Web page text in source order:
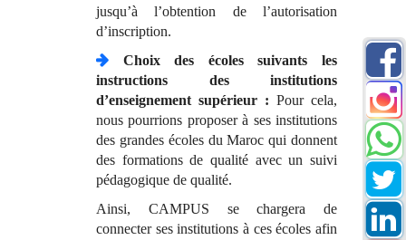
jusqu’à l’obtention de l’autorisation
d’inscription.
Choix des écoles suivants les
instructions des institutions
d’enseignement supérieur : Pour cela,
nous pourrions proposer à ses institutions
des grandes écoles du Maroc qui donnent
des formations de qualité avec un suivi
pédagogique de qualité.
Ainsi, CAMPUS se chargera de
connecter ses institutions à ces écoles afin